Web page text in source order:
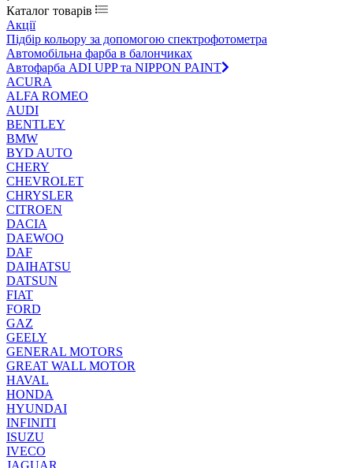
Каталог товарів
Акції
Підбір кольору за допомогою спектрофотометра
Автомобільна фарба в балончиках
Автофарба ADI UPP та NIPPON PAINT
ACURA
ALFA ROMEO
AUDI
BENTLEY
BMW
BYD AUTO
CHERY
CHEVROLET
CHRYSLER
CITROEN
DACIA
DAEWOO
DAF
DAIHATSU
DATSUN
FIAT
FORD
GAZ
GEELY
GENERAL MOTORS
GREAT WALL MOTOR
HAVAL
HONDA
HYUNDAI
INFINITI
ISUZU
IVECO
JAGUAR